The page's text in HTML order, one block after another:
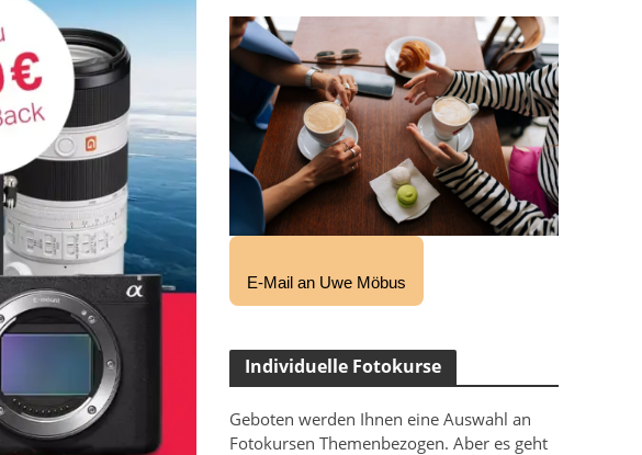
E-Mail an Uwe Möbus
Individuelle Fotokurse
Geboten werden Ihnen eine Auswahl an
Fotokursen Themenbezogen. Aber es geht